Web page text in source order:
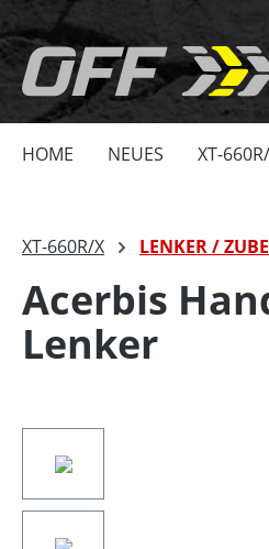
Zur
HOME NEUES XT-
XT-660R/X LENKER /
Acerbis
Lenker